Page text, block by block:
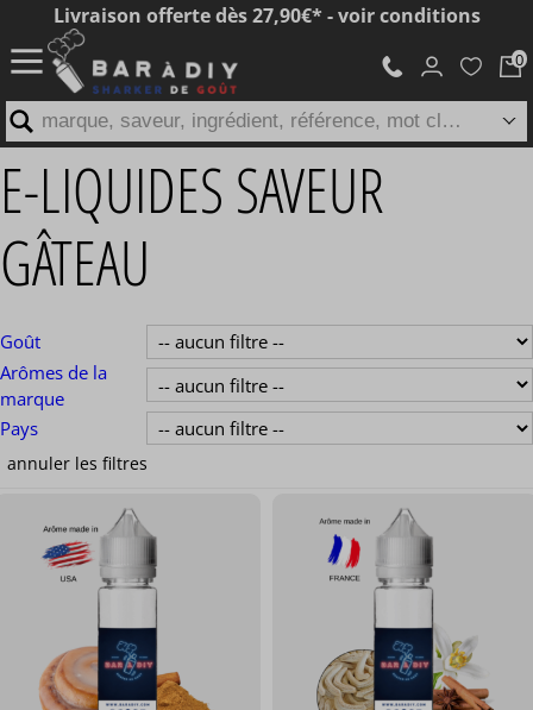
E-LIQUIDES SAVEUR
GÂTEAU
Goût
Arômes de la
marque
Pays
Livraison offerte dès 27,90€* - voir conditions
marque, saveur, ingrédient, référence, mot clé...